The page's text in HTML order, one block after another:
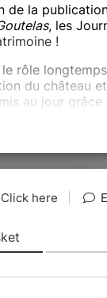
de la
, les
!
rôle
du château
au jour grâce
libres et
rondeLe